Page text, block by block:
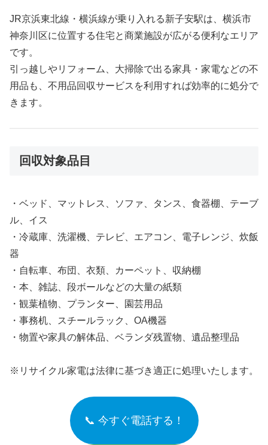
JR京浜東北線・横浜線が乗り入れる新子安駅は、横浜市
神奈川区に位置する住宅と商業施設が広がる便利なエリア
です。
引っ越しやリフォーム、大掃除で出る家具・家電などの不
用品も、不用品回収サービスを利用すれば効率的に処分で
きます。
回収対象品目
・ベッド、マットレス、ソファ、タンス、食器棚、テーブ
ル、イス
・冷蔵庫、洗濯機、テレビ、エアコン、電子レンジ、炊飯
器
・自転車、布団、衣類、カーペット、収納棚
・本、雑誌、段ボールなどの大量の紙類
・観葉植物、プランター、園芸用品
・事務机、スチールラック、OA機器
・物置や家具の解体品、ベランダ残置物、遺品整理品
※リサイクル家電は法律に基づき適正に処理いたします。
📞 今すぐ電話する！